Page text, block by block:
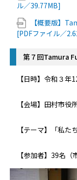
ル／39.77MB]
【概要版】
[PDFファイル／
第７回Tamura
【日時】令和３年
【会場】田村市
【テーマ】「私た
【参加者】39名（